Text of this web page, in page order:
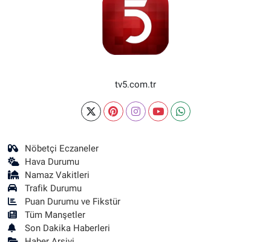
tv5.com.tr
Nöbetçi Eczaneler
Hava Durumu
Namaz Vakitleri
Trafik Durumu
Puan Durumu ve Fikstür
Tüm Manşetler
Son Dakika Haberleri